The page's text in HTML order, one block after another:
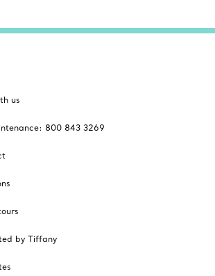
us
800 843 3269
by Tiffany